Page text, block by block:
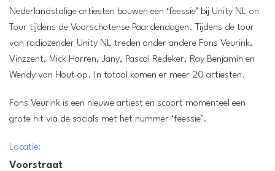
Locatie:
Voorstraat
VOORSCHOTEN
Wanneer:
Entree:
Gratis
Nederlandstalige artiesten bouwen een ‘feessie’ bij Unity NL on
Tour tijdens de Voorschotense Paardendagen. Tijdens de tour
van radiozender Unity NL treden onder andere Fons Veurink,
Vinzzent, Mick Harren, Jany, Pascal Redeker, Ray Benjamin en
Wendy van Hout op. In totaal komen er meer 20 artiesten.
Fons Veurink is een nieuwe artiest en scoort momenteel een
grote hit via de socials met het nummer ‘feessie’.
Locatie:
Voorstraat